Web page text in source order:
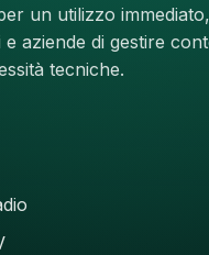
un utilizzo
e aziende di gestire
tecniche.